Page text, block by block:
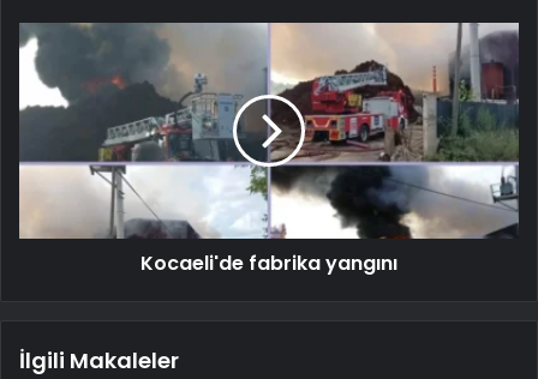
Kocaeli'de fabrika yangını
İlgili Makaleler